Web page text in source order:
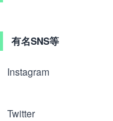
有名SNS等
Instagram
Twitter